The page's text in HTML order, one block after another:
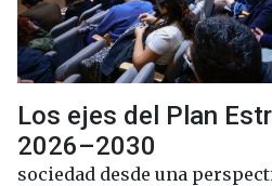
Los ejes del Plan
2026–2030
sociedad desde una